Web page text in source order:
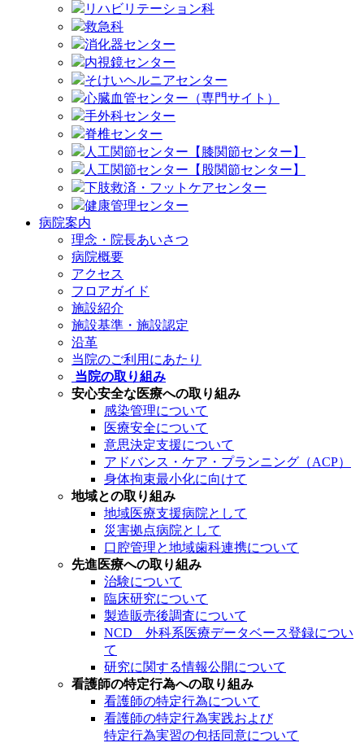
リハビリテーション科
救急科
消化器センター
内視鏡センター
そけいヘルニアセンター
心臓血管センター（専門サイト）
手外科センター
脊椎センター
人工関節センター【膝関節センター】
人工関節センター【股関節センター】
下肢救済・フットケアセンター
健康管理センター
病院案内
理念・院長あいさつ
病院概要
アクセス
フロアガイド
施設紹介
施設基準・施設認定
沿革
当院のご利用にあたり
当院の取り組み
安心安全な医療への取り組み
感染管理について
医療安全について
意思決定支援について
アドバンス・ケア・プランニング（ACP）
身体拘束最小化に向けて
地域との取り組み
地域医療支援病院として
災害拠点病院として
口腔管理と地域歯科連携について
先進医療への取り組み
治験について
臨床研究について
製造販売後調査について
NCD 外科系医療データベース登録につい
て
研究に関する情報公開について
看護師の特定行為への取り組み
看護師の特定行為について
看護師の特定行為実践および
特定行為実習の包括同意について